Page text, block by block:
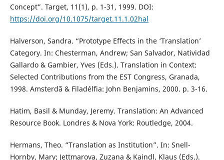
Concept”. Target, 11(1), p. 1-31, 1999. DOI:
https://doi.org/10.1075/target.11.1.02hal
Halverson, Sandra. “Prototype Effects in the ‘Translation’
Category. In: Chesterman, Andrew; San Salvador, Natividad
Gallardo & Gambier, Yves (Eds.). Translation in Context:
Selected Contributions from the EST Congress, Granada,
1998. Amsterdã & Filadélfia: John Benjamins, 2000. p. 3-16.
Hatim, Basil & Munday, Jeremy. Translation: An Advanced
Resource Book. Londres & Nova York: Routledge, 2004.
Hermans, Theo. “Translation as Institution”. In: Snell-
Hornby, Mary; Jettmarova, Zuzana & Kaindl, Klaus (Eds.).